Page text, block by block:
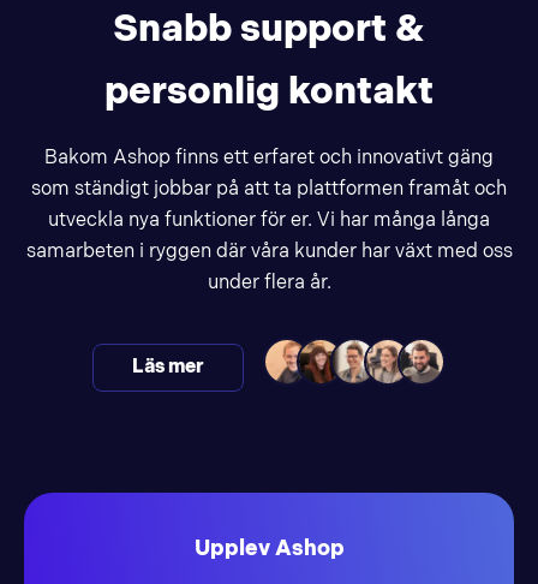
Snabb support &
personlig kontakt
Bakom Ashop finns ett erfaret och innovativt gäng
som ständigt jobbar på att ta plattformen framåt och
utveckla nya funktioner för er. Vi har många långa
samarbeten i ryggen där våra kunder har växt med oss
under flera år.
Läs mer
Upplev Ashop